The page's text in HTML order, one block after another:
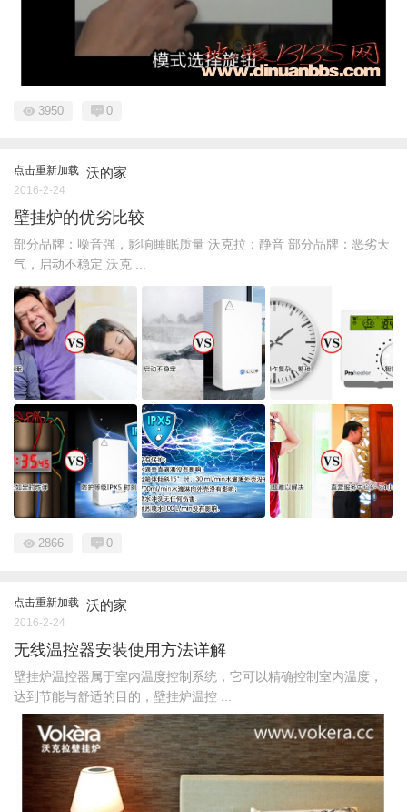
3950 0
点击重新加载 沃的家
2016-2-24
壁挂炉的优劣比较
部分品牌：噪音强，影响睡眠质量 沃克拉：静音 部分品牌：恶劣天
气，启动不稳定 沃克 ...
2866 0
点击重新加载 沃的家
2016-2-24
无线温控器安装使用方法详解
壁挂炉温控器属于室内温度控制系统，它可以精确控制室内温度，
达到节能与舒适的目的，壁挂炉温控 ...